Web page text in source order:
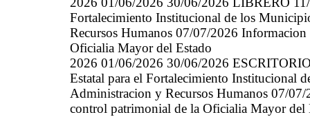
Fortalecimiento Institucional de los
Recursos Humanos 07/07/2026 Informacion
Oficialia Mayor del Estado
2026 01/06/2026 30/06/2026
Estatal para el Fortalecimiento Institucional
Administracion y Recursos Humanos 07/07/
control patrimonial de la Oficialia Mayor del